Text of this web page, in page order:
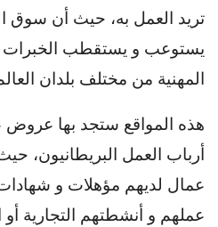
تريد العمل به، حيث أن سوق
يستوعب و يستقطب الخبرات و
المهنية من مختلف بلدان
هذه المواقع ستجد بها
أرباب العمل البريطانيون،
عمال لديهم مؤهلات و
عملهم و أنشطتهم التجارية أو